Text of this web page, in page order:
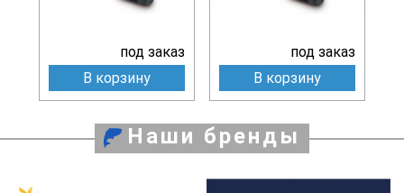
под заказ
В корзину
под заказ
В корзину
Наши бренды